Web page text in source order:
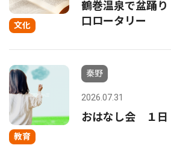
文化
鶴巻温泉で盆踊
口ロータリー
教育
秦野
2026.07.31
おはなし会 １日